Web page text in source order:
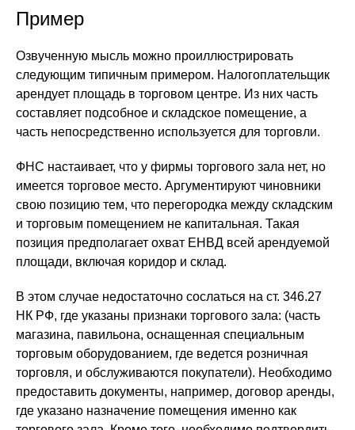
Пример
Озвученную мысль можно проиллюстрировать
следующим типичным примером. Налогоплательщик
арендует площадь в торговом центре. Из них часть
составляет подсобное и складское помещение, а
часть непосредственно используется для торговли.
ФНС настаивает, что у фирмы торгового зала нет, но
имеется торговое место. Аргументируют чиновники
свою позицию тем, что перегородка между складским
и торговым помещением не капитальная. Такая
позиция предполагает охват ЕНВД всей арендуемой
площади, включая коридор и склад.
В этом случае недостаточно сослаться на ст. 346.27
НК РФ, где указаны признаки торгового зала: (часть
магазина, павильона, оснащенная специальным
торговым оборудованием, где ведется розничная
торговля, и обслуживаются покупатели). Необходимо
предоставить документы, например, договор аренды,
где указано назначение помещения именно как